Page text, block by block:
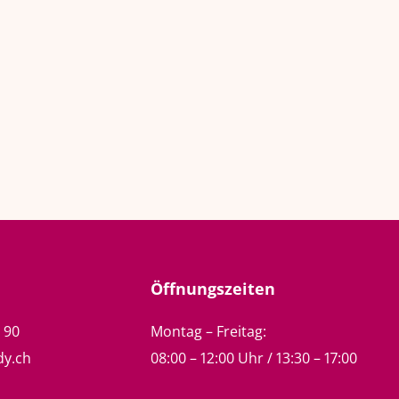
90
Öffnungszeiten
Montag – Freitag:
08:00 – 12:00 Uhr / 13:30 – 17:00